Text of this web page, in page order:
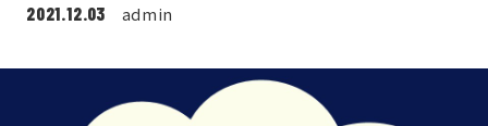
2021.12.03 admin